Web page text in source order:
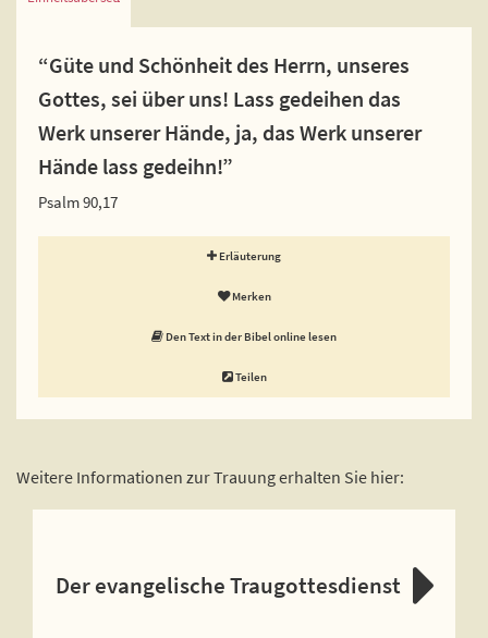
“Güte und Schönheit des Herrn, unseres
Gottes, sei über uns! Lass gedeihen das
Werk unserer Hände, ja, das Werk unserer
Hände lass gedeihn!”
Psalm 90,17
Erläuterung
Merken
Den Text in der Bibel online lesen
Teilen
Weitere Informationen zur Trauung erhalten Sie hier:
Der evangelische Traugottesdienst